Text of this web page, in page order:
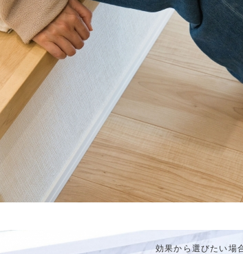
効果から選びたい場